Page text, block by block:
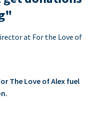
at For the Love of
The Love of Alex fuel